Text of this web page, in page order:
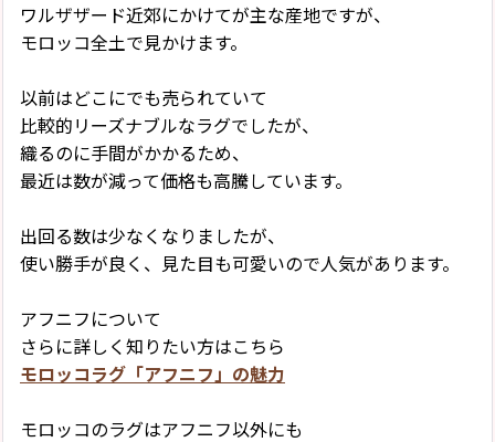
ワルザザード近郊にかけてが主な産地ですが、
モロッコ全土で見かけます。
以前はどこにでも売られていて
比較的リーズナブルなラグでしたが、
織るのに手間がかかるため、
最近は数が減って価格も高騰しています。
出回る数は少なくなりましたが、
使い勝手が良く、見た目も可愛いので人気があります。
アフニフについて
さらに詳しく知りたい方はこちら
モロッコラグ「アフニフ」の魅力
モロッコのラグはアフニフ以外にも